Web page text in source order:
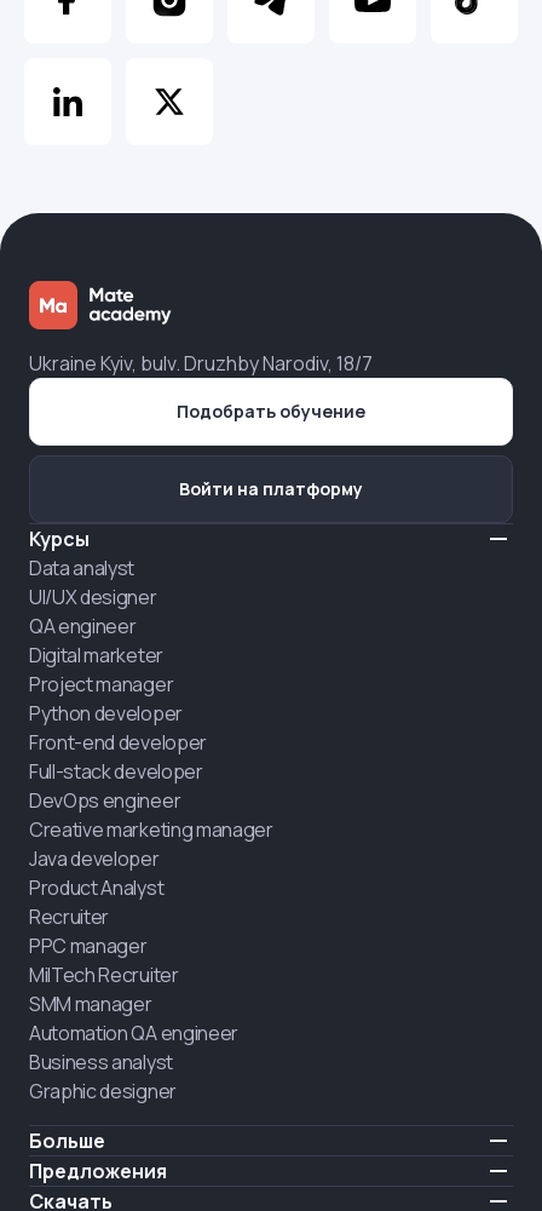
Ukraine Kyiv, bulv. Druzhby Narodiv, 18/7
Курсы
Data analyst
UI/UX designer
QA engineer
Digital marketer
Project manager
Python developer
Front-end developer
Full-stack developer
DevOps engineer
Creative marketing manager
Java developer
Product Analyst
Recruiter
PPC manager
MilTech Recruiter
SMM manager
Automation QA engineer
Business analyst
Graphic designer
Больше
Цены
Отзывы
Предложения
IT для ветеранов
Скачать
Подобрать обучение
Войти на платформу